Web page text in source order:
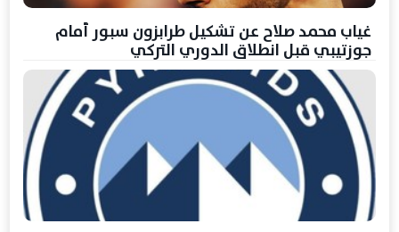
غياب محمد صلاح عن تشكيل طرابزون سبور أمام
جوزتيبي قبل انطلاق الدوري التركي